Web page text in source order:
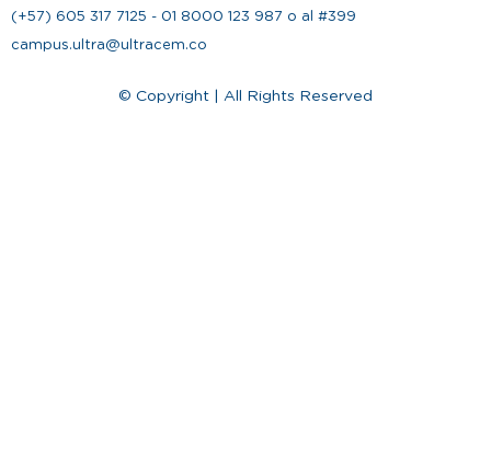
(+57) 605 317 7125 - 01 8000 123 987 o al #399
campus.ultra@ultracem.co
© Copyright | All Rights Reserved